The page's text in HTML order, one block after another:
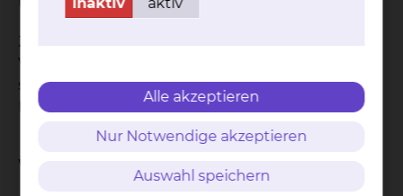
Zentrales Anliegen ist eine qualitative
Verbesserung der Versorgung der Diabetikern
sowie eine leitlinienkonforme Therapie unter
Einbeziehung aller Versorgungsstrukturen.
Wissenswertes
Alle akzeptieren
Nur Notwendige akzeptieren
Auswahl speichern